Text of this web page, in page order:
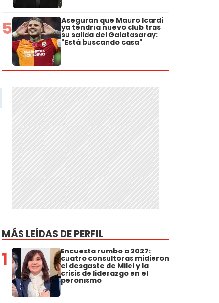
5 Aseguran que Mauro Icardi
ya tendría nuevo club tras
su salida del Galatasaray:
"Está buscando casa"
MÁS LEÍDAS DE PERFIL
1 Encuesta rumbo a 2027:
cuatro consultoras midieron
el desgaste de Milei y la
crisis de liderazgo en el
peronismo